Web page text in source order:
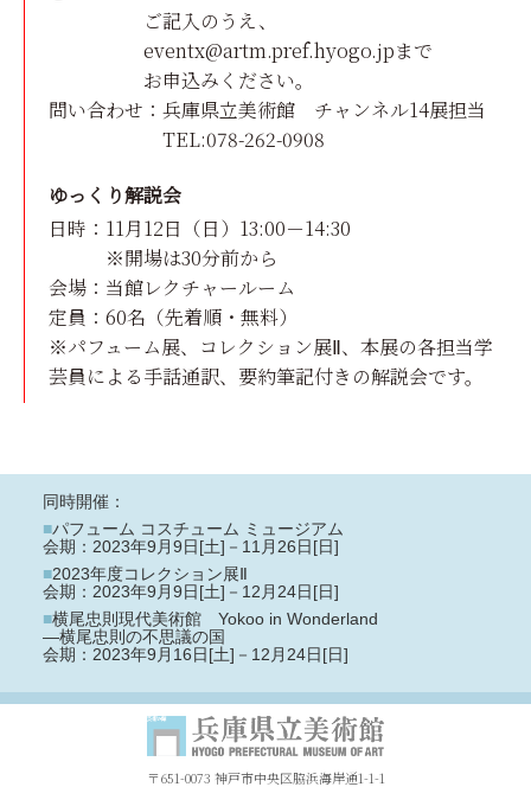
ご記入のうえ、
eventx@artm.pref.hyogo.jpまで
お申込みください。
問い合わせ：兵庫県立美術館 チャンネル14展担当
TEL:078-262-0908
ゆっくり解説会
日時： 11月12日（日）13:00－14:30
※開場は30分前から
会場： 当館レクチャールーム
定員： 60名（先着順・無料）
※パフューム展、コレクション展Ⅱ、本展の各担当学
芸員による手話通訳、要約筆記付きの解説会です。
同時開催：
■パフューム コスチューム ミュージアム
会期：2023年9月9日[土]－11月26日[日]
■2023年度コレクション展Ⅱ
会期：2023年9月9日[土]－12月24日[日]
■横尾忠則現代美術館 Yokoo in Wonderland
―横尾忠則の不思議の国
会期：2023年9月16日[土]－12月24日[日]
〒651-0073 神戸市中央区脇浜海岸通1-1-1